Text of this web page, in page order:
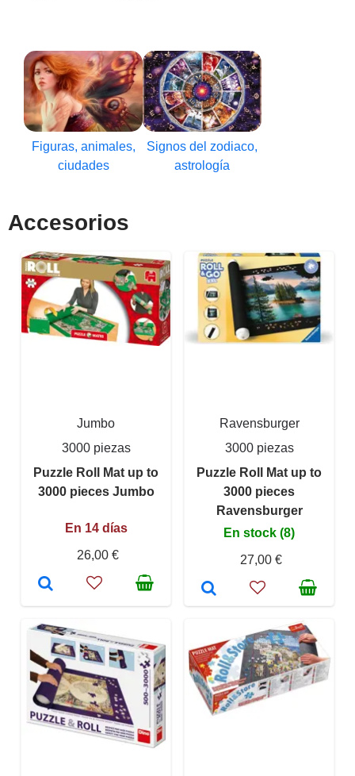
Figuras, animales,
ciudades
Signos del zodiaco,
astrología
Accesorios
Jumbo
3000 piezas
Puzzle Roll Mat up to
3000 pieces Jumbo
En 14 días
26,00 €
Ravensburger
3000 piezas
Puzzle Roll Mat up to
3000 pieces
Ravensburger
En stock (8)
27,00 €